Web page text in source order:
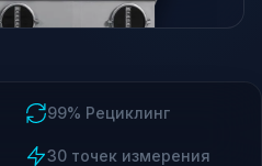
99% Рециклинг
30 точек измерения